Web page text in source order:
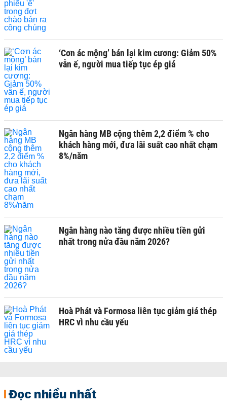
‘Cơn ác mộng’ bán lại kim cương: Giảm 50%
vẫn ế, người mua tiếp tục ép giá
Ngân hàng MB cộng thêm 2,2 điểm % cho
khách hàng mới, đưa lãi suất cao nhất chạm
8%/năm
Ngân hàng nào tăng được nhiều tiền gửi
nhất trong nửa đầu năm 2026?
Hoà Phát và Formosa liên tục giảm giá thép
HRC vì nhu cầu yếu
Đọc nhiều nhất